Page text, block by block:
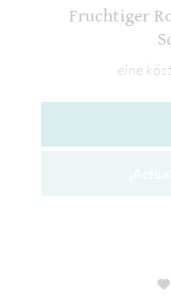
Fruchtiger
eine